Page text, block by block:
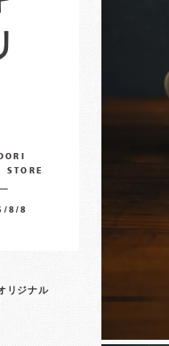
STORE
8/8
リジナル